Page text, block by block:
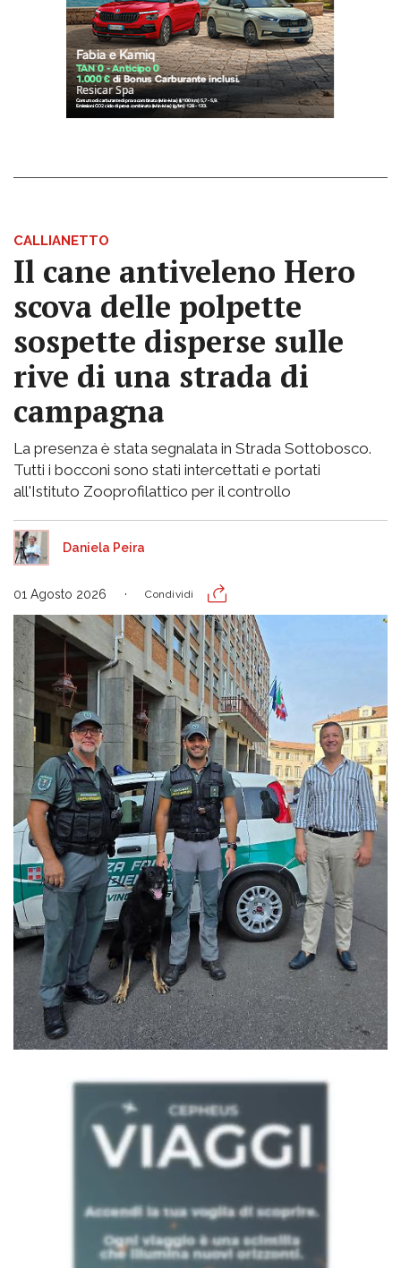
CALLIANETTO
Il cane antiveleno Hero
scova delle polpette
sospette disperse sulle
rive di una strada di
campagna
La presenza è stata segnalata in Strada Sottobosco.
Tutti i bocconi sono stati intercettati e portati
all'Istituto Zooprofilattico per il controllo
Daniela Peira
01 Agosto 2026 Condividi